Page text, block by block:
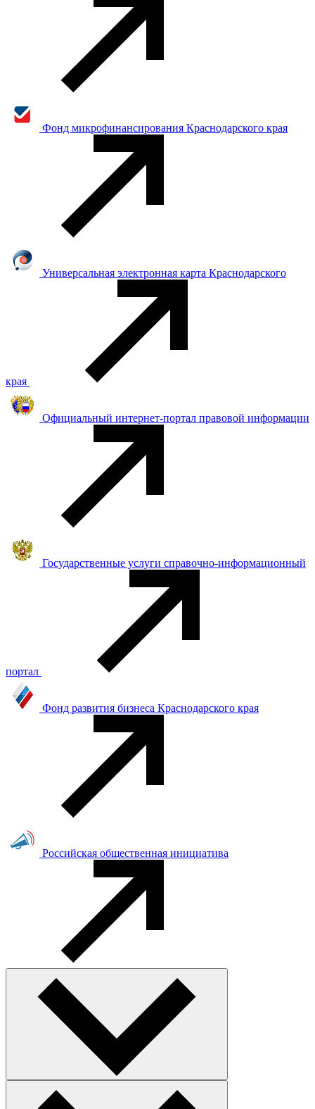
Фонд микрофинансирования Краснодарского края
Универсальная электронная карта Краснодарского
края
Официальный интернет-портал правовой информации
Государственные услуги справочно-информационный
портал
Фонд развития бизнеса Краснодарского края
Российская общественная инициатива